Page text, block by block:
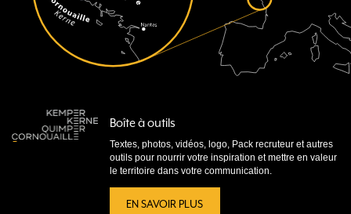
Boîte à outils
Textes, photos, vidéos, logo, Pack recruteur et autres
outils pour nourrir votre inspiration et mettre en valeur
le territoire dans votre communication.
EN SAVOIR PLUS